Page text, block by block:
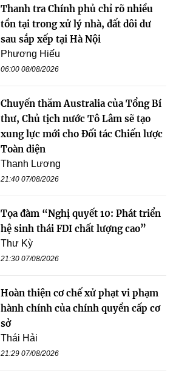
Thanh tra Chính phủ chỉ rõ nhiều
tồn tại trong xử lý nhà, đất dôi dư
sau sắp xếp tại Hà Nội
Phương Hiếu
06:00 08/08/2026
Chuyến thăm Australia của Tổng Bí
thư, Chủ tịch nước Tô Lâm sẽ tạo
xung lực mới cho Đối tác Chiến lược
Toàn diện
Thanh Lương
21:40 07/08/2026
Tọa đàm “Nghị quyết 10: Phát triển
hệ sinh thái FDI chất lượng cao”
Thư Kỳ
21:30 07/08/2026
Hoàn thiện cơ chế xử phạt vi phạm
hành chính của chính quyền cấp cơ
sở
Thái Hải
21:29 07/08/2026